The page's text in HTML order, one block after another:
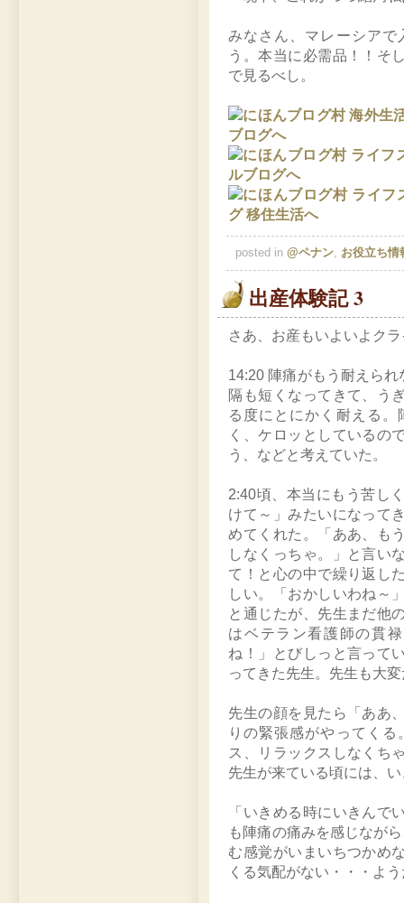
みなさん、マレーシアで
う。本当に必需品！！そ
で見るべし。
posted in @ペナン, お役立ち情
出産体験記 3
さあ、お産もいよいよク
14:20 陣痛がもう耐えら
隔も短くなってきて、う
る度にとにかく耐える
く、ケロッとしているの
う、などと考えていた。
2:40頃、本当にもう苦し
けて～」みたいになって
めてくれた。「ああ、も
しなくっちゃ。」と言い
て！と心の中で繰り返し
しい。「おかしいわね～
と通じたが、先生まだ他
はベテラン看護師の貫
ね！」とびしっと言って
ってきた先生。先生も大
先生の顔を見たら「ああ
りの緊張感がやってく
ス、リラックスしなくち
先生が来ている頃には、
「いきめる時にいきんで
も陣痛の痛みを感じなが
む感覚がいまいちつかめ
くる気配がない・・・よ